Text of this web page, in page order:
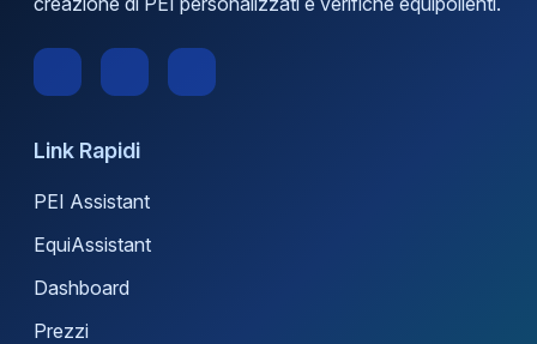
Link Rapidi
PEI Assistant
EquiAssistant
Dashboard
Prezzi